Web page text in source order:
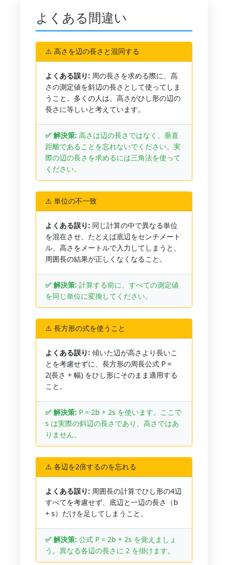
よくある間違い
⚠️ 高さを辺の長さと混同する
よくある誤り: 周の長さを求める際に、高
さの測定値を斜辺の長さとして使ってしま
うこと。多くの人は、高さがひし形の辺の
長さに等しいと考えています。
✅ 解決策: 高さは辺の長さではなく、垂直
距離であることを忘れないでください。実
際の辺の長さを求めるには三角法を使って
ください。
⚠️ 単位の不一致
よくある誤り: 同じ計算の中で異なる単位
を混在させ、たとえば底辺をセンチメート
ル、高さをメートルで入力してしまうと、
周囲長の結果が正しくなくなること。
✅ 解決策: 計算する前に、すべての測定値
を同じ単位に変換してください。
⚠️ 長方形の式を使うこと
よくある誤り: 傾いた辺が高さより長いこ
とを考慮せずに、長方形の周長公式 P =
2(長さ + 幅) をひし形にそのまま適用する
こと。
✅ 解決策: P = 2b + 2s を使います。ここで
s は実際の斜辺の長さであり、高さではあ
りません。
⚠️ 各辺を2倍するのを忘れる
よくある誤り: 周囲長の計算でひし形の4辺
すべてを考慮せず、底辺と一辺の長さ（b
+ s）だけを足してしまうこと。
✅ 解決策: 公式 P = 2b + 2s を覚えましょ
う。異なる各辺の長さに 2 を掛けます。